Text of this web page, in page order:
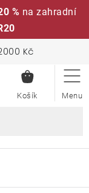
% na zahradní
Kč
KOŠÍK